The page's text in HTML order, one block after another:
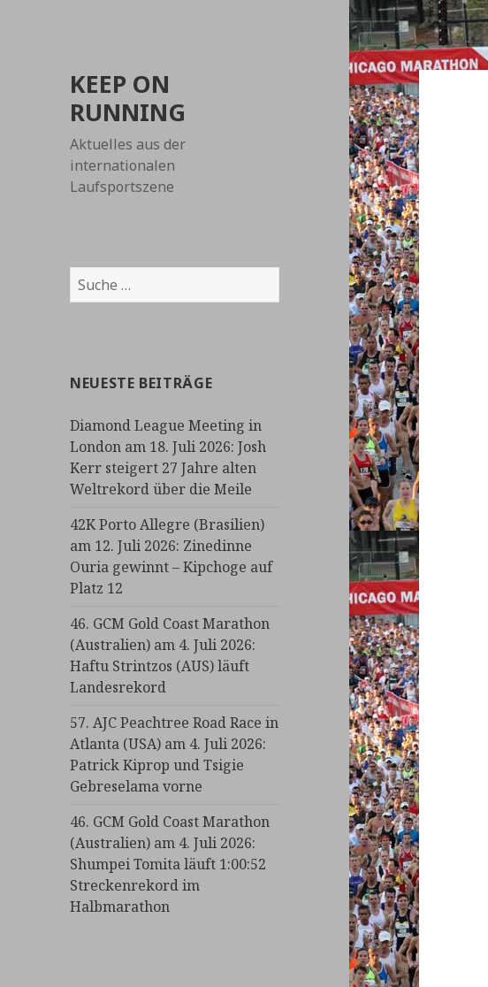
KEEP ON
RUNNING
Aktuelles aus der
internationalen
Laufsportszene
Suche
nach:
NEUESTE BEITRÄGE
Diamond League Meeting in
London am 18. Juli 2026: Josh
Kerr steigert 27 Jahre alten
Weltrekord über die Meile
42K Porto Allegre (Brasilien)
am 12. Juli 2026: Zinedinne
Ouria gewinnt – Kipchoge auf
Platz 12
46. GCM Gold Coast Marathon
(Australien) am 4. Juli 2026:
Haftu Strintzos (AUS) läuft
Landesrekord
57. AJC Peachtree Road Race in
Atlanta (USA) am 4. Juli 2026:
Patrick Kiprop und Tsigie
Gebreselama vorne
46. GCM Gold Coast Marathon
(Australien) am 4. Juli 2026:
Shumpei Tomita läuft 1:00:52
Streckenrekord im
Halbmarathon